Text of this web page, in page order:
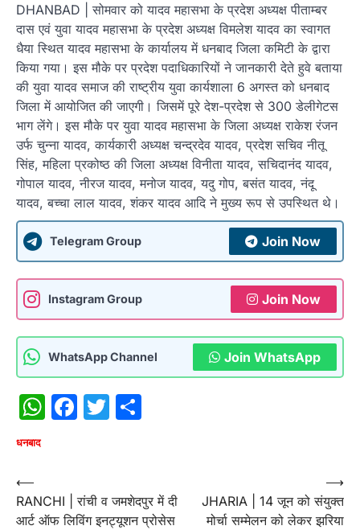
DHANBAD | सोमवार को यादव महासभा के प्रदेश अध्यक्ष पीताम्बर
दास एवं युवा यादव महासभा के प्रदेश अध्यक्ष विमलेश यादव का स्वागत
धैया स्थित यादव महासभा के कार्यालय में धनबाद जिला कमिटी के द्वारा
किया गया। इस मौके पर प्रदेश पदाधिकारियों ने जानकारी देते हुवे बताया
की युवा यादव समाज की राष्ट्रीय युवा कार्यशाला 6 अगस्त को धनबाद
जिला में आयोजित की जाएगी। जिसमें पूरे देश-प्रदेश से 300 डेलीगेटस
भाग लेंगे। इस मौके पर युवा यादव महासभा के जिला अध्यक्ष राकेश रंजन
उर्फ चुन्ना यादव, कार्यकारी अध्यक्ष चन्द्रदेव यादव, प्रदेश सचिव नीतू
सिंह, महिला प्रकोष्ठ की जिला अध्यक्ष विनीता यादव, सचिदानंद यादव,
गोपाल यादव, नीरज यादव, मनोज यादव, यदु गोप, बसंत यादव, नंदू
यादव, बच्चा लाल यादव, शंकर यादव आदि ने मुख्य रूप से उपस्थित थे।
Telegram Group Join Now
Instagram Group Join Now
WhatsApp Channel Join WhatsApp
WhatsApp
Facebook
Twitter
धनबाद
Post
navigation
⟵
RANCHI | रांची व जमशेदपुर में दी
आर्ट ऑफ लिविंग इनट्यूशन प्रोसेस
JHARIA | 14 जून को संयुक्त
मोर्चा सम्मेलन को लेकर झरिया
⟶